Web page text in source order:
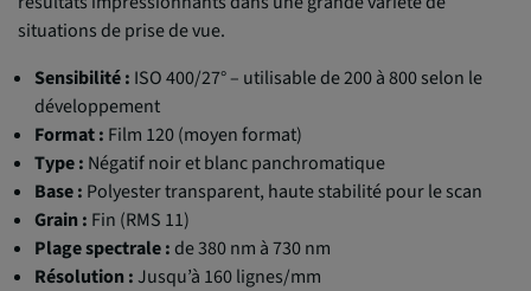
situations de prise de vue.
Sensibilité : ISO 400/27° – utilisable de 200 à 800 selon le
développement
Format : Film 120 (moyen format)
Type : Négatif noir et blanc panchromatique
Base : Polyester transparent, haute stabilité pour le scan
Grain : Fin (RMS 11)
Plage spectrale :de 380 nm à 730 nm
Résolution :Jusqu’à 160 lignes/mm